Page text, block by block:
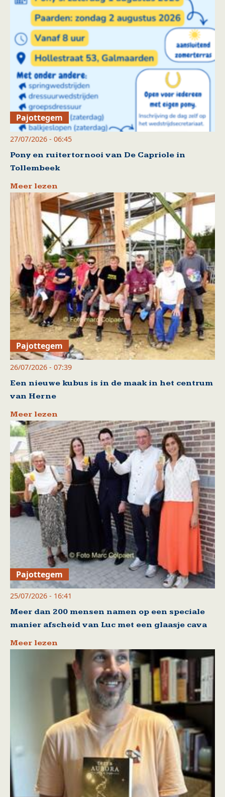
Pajottegem
27/07/2026 - 06:45
Pony en ruitertornooi van De Capriole in
Tollembeek
Meer lezen
Pajottegem
26/07/2026 - 07:39
Een nieuwe kubus is in de maak in het centrum
van Herne
Meer lezen
Pajottegem
25/07/2026 - 16:41
Meer dan 200 mensen namen op een speciale
manier afscheid van Luc met een glaasje cava
Meer lezen